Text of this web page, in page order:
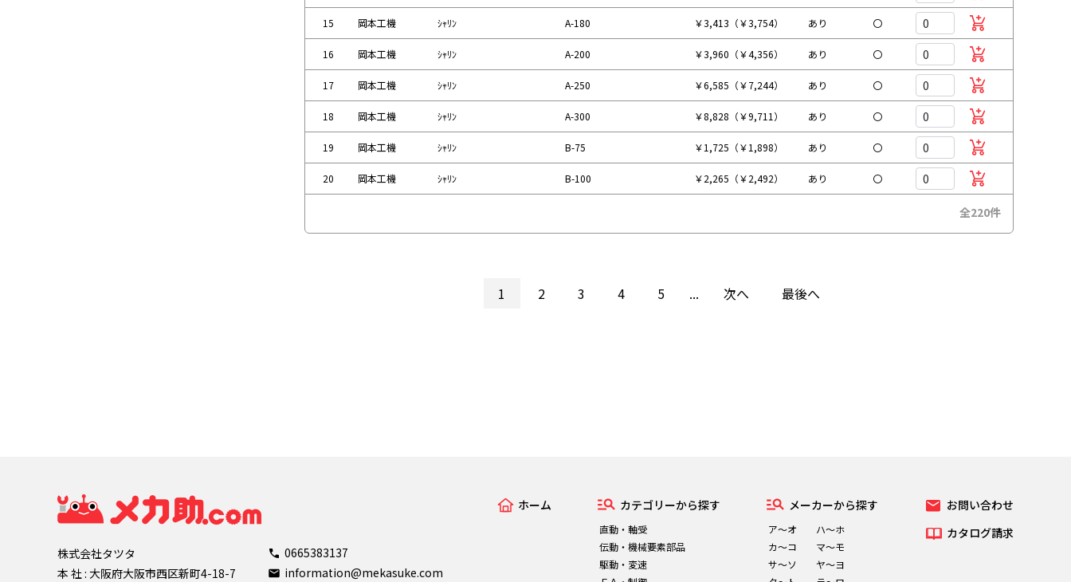
15 岡本工機 ｼｬﾘﾝ A-180 ￥3,413（￥3,754） あり 〇
16 岡本工機 ｼｬﾘﾝ A-200 ￥3,960（￥4,356） あり 〇
17 岡本工機 ｼｬﾘﾝ A-250 ￥6,585（￥7,244） あり 〇
18 岡本工機 ｼｬﾘﾝ A-300 ￥8,828（￥9,711） あり 〇
19 岡本工機 ｼｬﾘﾝ B-75 ￥1,725（￥1,898） あり 〇
20 岡本工機 ｼｬﾘﾝ B-100 ￥2,265（￥2,492） あり 〇
全220件
1 2 3 4 5 ... 次へ 最後へ
株式会社タツタ
本 社 : 大阪府大阪市西区新町4-18-7
0665383137
information@mekasuke.com
ホーム カテゴリーから探す
直動・軸受
伝動・機械要素部品
駆動・変速
メーカーから探す
ア～オ
カ～コ
サ～ソ
ハ～ホ
マ～モ
ヤ～ヨ
お問い合わせ
カタログ請求